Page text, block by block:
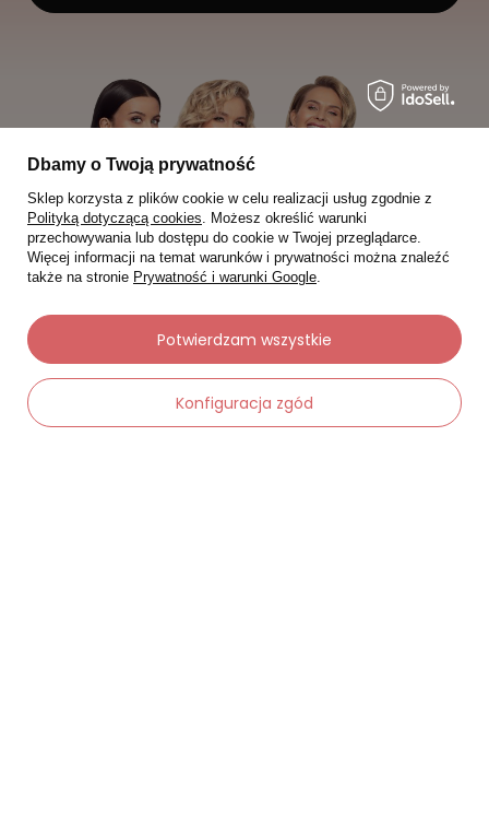
Moje zamówienia
Status zamówienia
Dbamy o Twoją prywatność
Sklep korzysta z plików cookie w celu realizacji usług zgodnie z
Polityką dotyczącą cookies. Możesz określić warunki
przechowywania lub dostępu do cookie w Twojej przeglądarce.
Więcej informacji na temat warunków i prywatności można znaleźć
także na stronie Prywatność i warunki Google.
Konfiguracja zgód
Potwierdzam wszystkie